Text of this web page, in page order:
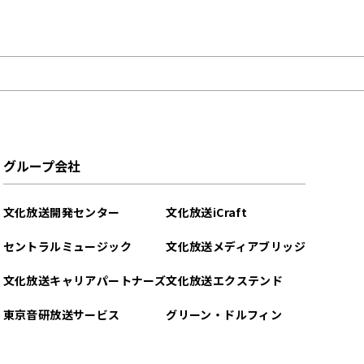
グループ会社
文化放送開発センター
セントラルミュージック
文化放送キャリアパートナーズ
東京音研放送サービス
文化放送iCraft
文化放送メディアブリッジ
文化放送エクステンド
グリーン・ドルフィン